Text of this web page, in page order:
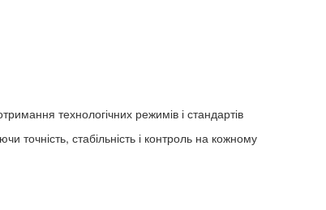
технологічних режимів і стандартів
точність, стабільність і контроль на кожному